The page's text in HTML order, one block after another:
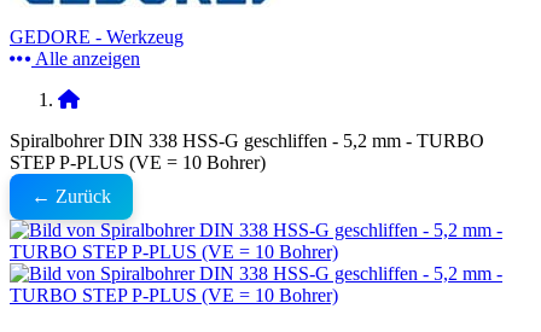
GEDORE - Werkzeug
Alle anzeigen
Spiralbohrer DIN 338 HSS-G geschliffen - 5,2 mm - TURBO
STEP P-PLUS (VE = 10 Bohrer)
← Zurück